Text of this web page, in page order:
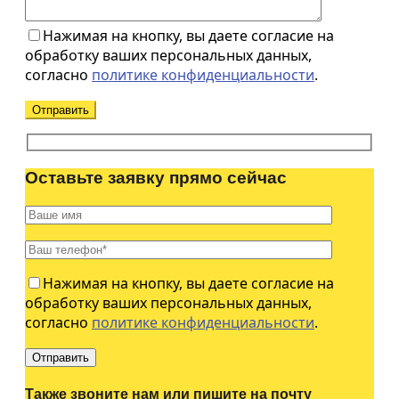
Нажимая на кнопку, вы даете согласие на
обработку ваших персональных данных,
согласно политике конфиденциальности.
Оставьте заявку прямо сейчас
Нажимая на кнопку, вы даете согласие на
обработку ваших персональных данных,
согласно политике конфиденциальности.
Также звоните нам или пишите на почту